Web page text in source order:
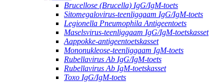
Brucellose (Brucella) IgG/IgM-toets
Sitomegalovirus-teenliggaam IgG/IgM-toets
Legionella Pneumophila Antigeentoets
Maselsvirus-teenliggaam IgG/IgM-toetskasset
Aappokke-antigeentoetskasset
Mononukleose-teenliggaam IgM-toets
Rubellavirus Ab IgG/IgM-toets
Rubellavirus Ab IgM-toetskasset
Toxo IgG/IgM-toets